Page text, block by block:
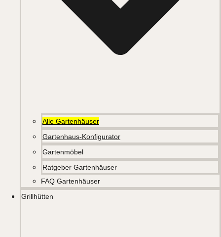
Alle Gartenhäuser
Gartenhaus-Konfigurator
Gartenmöbel
Ratgeber Gartenhäuser
FAQ Gartenhäuser
Grillhütten